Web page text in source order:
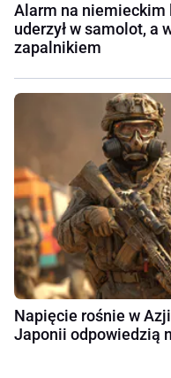
Alarm na
uderzył w samolot, a
zapalnikiem
Napięcie rośnie w
Japonii odpowiedzią